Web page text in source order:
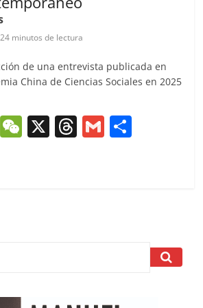
24 minutos de lectura
de una entrevista publicada en
China de Ciencias Sociales en 2025
W W X T G